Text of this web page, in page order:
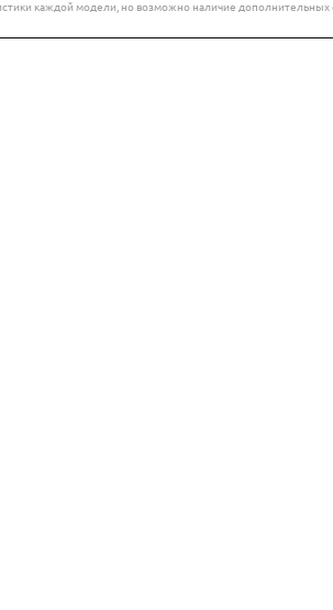
каждой модели, но возможно наличие дополнительных